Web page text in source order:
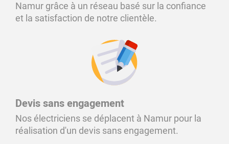
Namur grâce à un réseau basé sur la confiance
et la satisfaction de notre clientèle.
Devis sans engagement
Nos électriciens se déplacent à Namur pour la
réalisation d'un devis sans engagement.